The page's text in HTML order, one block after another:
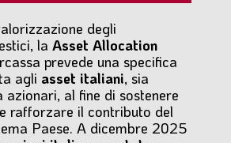
degli
la Asset Allocation
prevede una specifica
agli asset italiani, sia
al fine di sostenere
rafforzare il contributo del
Paese. A dicembre 2025